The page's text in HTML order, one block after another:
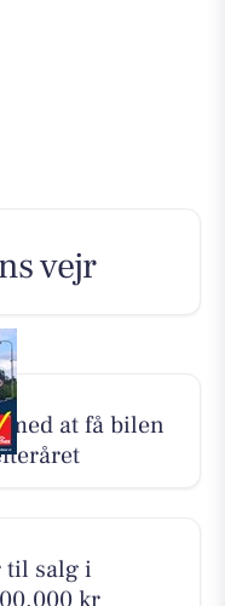
vejr
at få bilen
til salg i